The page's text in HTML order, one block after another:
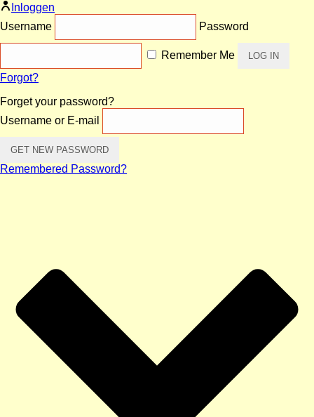
Inloggen
Username
Password
Remember Me
Forgot?
Forget your password?
Username or E-mail
Remembered Password?